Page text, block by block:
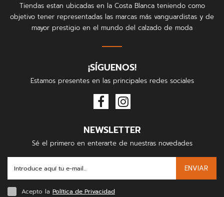
Tiendas estan ubicadas en la Costa Blanca teniendo como
objetivo tener representadas las marcas más vanguardistas y de
mayor prestigio en el mundo del calzado de moda
¡SÍGUENOS!
Estamos presentes en las principales redes sociales
NEWSLETTER
Sé el primero en enterarte de nuestras novedades
ENVIAR
Acepto la Política de Privacidad